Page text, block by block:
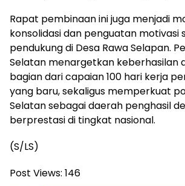
Rapat pembinaan ini juga menjadi
konsolidasi dan penguatan motivasi
pendukung di Desa Rawa Selapan.
Selatan menargetkan keberhasilan
bagian dari capaian 100 hari kerja
yang baru, sekaligus memperkuat
Selatan sebagai daerah penghasil
berprestasi di tingkat nasional.
(S/LS)
Post Views: 146